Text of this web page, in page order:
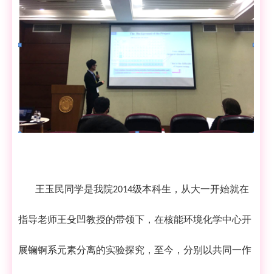
王玉民同学是我院2014级本科生，从大一开始就在
指导老师王殳凹教授的带领下，在核能环境化学中心开
展镧锕系元素分离的实验探究，至今，分别以共同一作